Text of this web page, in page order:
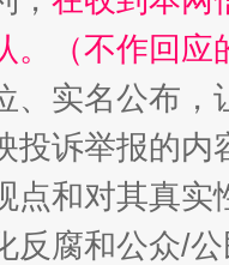
。（不作回应
、实名公布
投诉举报的
点和对其真实
反腐和公众/